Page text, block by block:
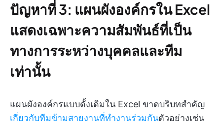
ปัญหาที่ 3: แผนผังองค์กรใน Excel
แสดงเฉพาะความสัมพันธ์ที่เป็น
ทางการระหว่างบุคคลและทีม
เท่านั้น
แผนผังองค์กรแบบดั้งเดิมใน Excel ขาดบริบทสำคัญ
เกี่ยวกับทีมข้ามสายงานที่ทำงานร่วมกันตัวอย่างเช่น